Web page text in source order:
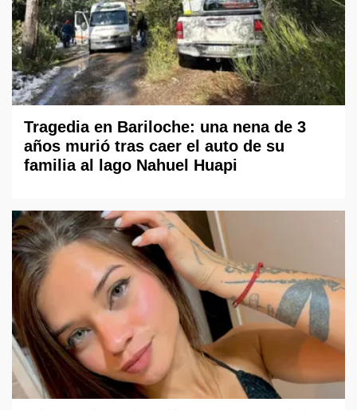
Tragedia en Bariloche: una nena de 3
años murió tras caer el auto de su
familia al lago Nahuel Huapi